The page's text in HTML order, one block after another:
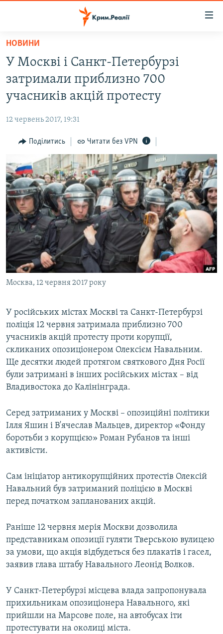
Перейти
основного
матеріалу
Перейти
до
основної
навігації
Перейти
пошуку
ВІДЕО ТА ФОТО
БЛОГИ
ПОГЛЯД
ІНТЕРВ'Ю
ВСЕ ЗА ДЕНЬ
СПЕЦПРОЕКТИ
ДЕПОРТАЦІЯ
ВІДЕОУРОКИ «ELIFBE»
СВІДЧЕННЯ ОКУПАЦІЇ
УКРАЇНСЬКА ПРОБЛЕМА КРИМУ
ІНФОГРАФІКА
ЯК ОБІЙТИ БЛОКУВАННЯ
Русский
Qırımtatar
ДОЛУЧАЙСЯ!
Усі сайти RFE/RL
НОВИНИ
У Москві і Санкт-Петербурзі
затримали приблизно 700
учасників акцій протесту
12 червень 2017, 19:31
Поділитись Читати без VPN
Москва, 12 червня 2017 року
У російських містах Москві та Санкт-Петербурзі
поліція 12 червня затримала приблизно 700
учасників акцій протесту проти корупції,
скликаних опозиціонером Олексієм Навальним.
Ще десятки людей протягом святкового Дня Росії
були затримані в інших російських містах – від
Владивостока до Калінінграда.
Серед затриманих у Москві – опозиційні політики
Ілля Яшин і В'ячеслав Мальцев, директор «Фонду
боротьби з корупцією» Роман Рубанов та інші
активісти.
Сам ініціатор антикорупційних протестів Олексій
Навальний був затриманий поліцією в Москві
перед початком запланованих акцій.
Раніше 12 червня мерія Москви дозволила
представникам опозиції гуляти Тверською вулицею
за умови, що акція відбудеться без плакатів і гасел,
заявив глава штабу Навального Леонід Волков.
У Санкт-Петербурзі місцева влада запропонувала
прихильникам опозиціонера Навального, які
прийшли на Марсове поле, на автобусах іти
протестувати на околиці міста.